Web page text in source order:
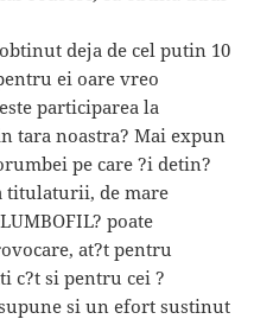
deja de cel putin 10
ei oare vreo
participarea la
tara noastra? Mai expun
pe care ?i detin?
titulaturii, de mare
poate
at?t pentru
c?t si pentru cei ?
si un efort sustinut